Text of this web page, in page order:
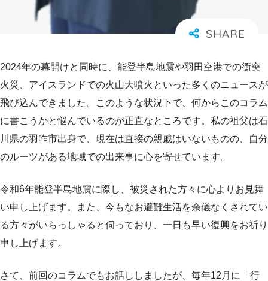
2024年の幕開けと同時に、能登半島地震や羽田空港での衝突
火災、アイスランドでの火山大噴火といった多くのニュースが
飛び込んできました。このような状況下で、何からこのコラム
に書こうかと悩んでいるのが正直なところです。私の祖父は石
川県の羽咋市出身で、現在は直接の親戚はいないものの、自分
のルーツがある地域での出来事に心を寄せています。
令和6年能登半島地震に際し、被災された方々に心よりお見舞
い申し上げます。また、今もなお避難生活を余儀なくされてい
る方々がいらっしゃると伺っており、一日も早い復興をお祈り
申し上げます。
さて、前回のコラムでもお話ししましたが、毎年12月に「行